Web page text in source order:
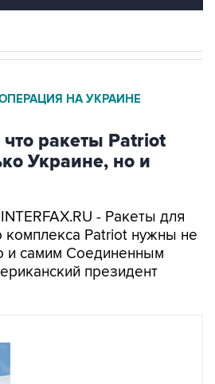
ракеты Patriot
Украине, но и
- Ракеты для
и самим Соединенным
президент